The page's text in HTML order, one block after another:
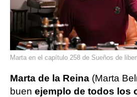
Marta en el capítulo 258 de Sueños de
Marta de la Reina (Marta
buen ejemplo de todos los